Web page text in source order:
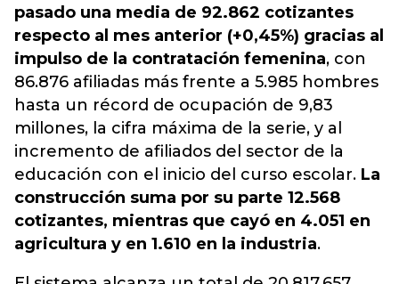
pasado una media de 92.862 cotizantes
respecto al mes anterior (+0,45%) gracias al
impulso de la contratación femenina, con
86.876 afiliadas más frente a 5.985 hombres
hasta un récord de ocupación de 9,83
millones, la cifra máxima de la serie, y al
incremento de afiliados del sector de la
educación con el inicio del curso escolar. La
construcción suma por su parte 12.568
cotizantes, mientras que cayó en 4.051 en
agricultura y en 1.610 en la industria.